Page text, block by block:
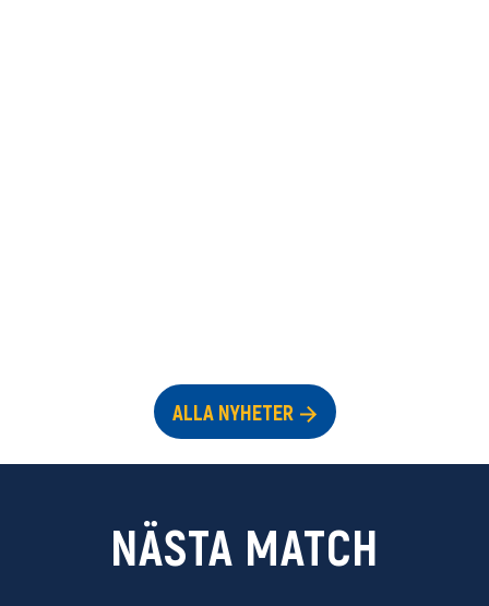
ALLA NYHETER
NÄSTA MATCH